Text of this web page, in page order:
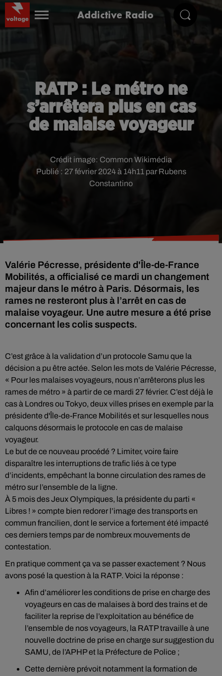
Addictive Radio
RATP : Le métro ne
s’arrêtera plus en cas
de malaise voyageur
Publié : 27 février 2024 à 14h11 par Rubens
Constantino
Crédit image: Common Wikimédia
Valérie Pécresse, présidente d'Île-de-France
Mobilités, a officialisé ce mardi un changement
majeur dans le métro à Paris. Désormais, les
rames ne resteront plus à l’arrêt en cas de
malaise voyageur. Une autre mesure a été prise
concernant les colis suspects.
C’est grâce à la validation d’un protocole Samu que la
décision a pu être actée. Selon les mots de Valérie Pécresse,
« Pour les malaises voyageurs, nous n’arrêterons plus les
rames de métro » à partir de ce mardi 27 février. C’est déjà le
cas à Londres ou Tokyo, deux villes prises en exemple par la
présidente d'Île-de-France Mobilités et sur lesquelles nous
calquons désormais le protocole en cas de malaise
voyageur.
Le but de ce nouveau procédé ? Limiter, voire faire
disparaître les interruptions de trafic liés à ce type
d’incidents, empêchant la bonne circulation des rames de
métro sur l’ensemble de la ligne.
À 5 mois des Jeux Olympiques, la présidente du parti «
Libres ! » compte bien redorer l’image des transports en
commun francilien, dont le service a fortement été impacté
ces derniers temps par de nombreux mouvements de
contestation.
En pratique comment ça va se passer exactement ? Nous
avons posé la question à la RATP. Voici la réponse :
Afin d’améliorer les conditions de prise en charge des
voyageurs en cas de malaises à bord des trains et de
faciliter la reprise de l’exploitation au bénéfice de
l’ensemble de nos voyageurs, la RATP travaille à une
nouvelle doctrine de prise en charge sur suggestion du
SAMU, de l’APHP et la Préfecture de Police ;
Cette dernière prévoit notamment la formation de